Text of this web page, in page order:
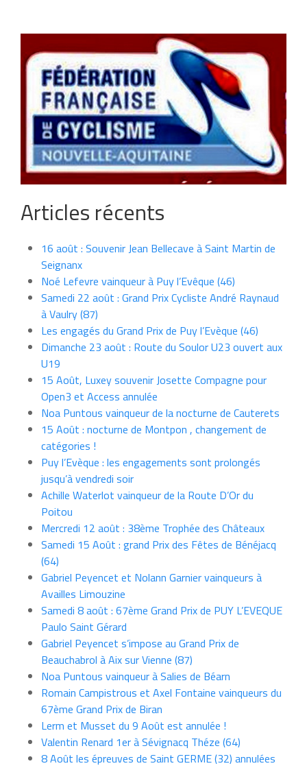
Articles récents
16 août : Souvenir Jean Bellecave à Saint Martin de
Seignanx
Noé Lefevre vainqueur à Puy l’Evêque (46)
Samedi 22 août : Grand Prix Cycliste André Raynaud
à Vaulry (87)
Les engagés du Grand Prix de Puy l’Evèque (46)
Dimanche 23 août : Route du Soulor U23 ouvert aux
U19
15 Août, Luxey souvenir Josette Compagne pour
Open3 et Access annulée
Noa Puntous vainqueur de la nocturne de Cauterets
15 Août : nocturne de Montpon , changement de
catégories !
Puy l’Evèque : les engagements sont prolongés
jusqu’à vendredi soir
Achille Waterlot vainqueur de la Route D’Or du
Poitou
Mercredi 12 août : 38ème Trophée des Châteaux
Samedi 15 Août : grand Prix des Fêtes de Bénéjacq
(64)
Gabriel Peyencet et Nolann Garnier vainqueurs à
Availles Limouzine
Samedi 8 août : 67ème Grand Prix de PUY L’EVEQUE
Paulo Saint Gérard
Gabriel Peyencet s’impose au Grand Prix de
Beauchabrol à Aix sur Vienne (87)
Noa Puntous vainqueur à Salies de Béarn
Romain Campistrous et Axel Fontaine vainqueurs du
67ème Grand Prix de Biran
Lerm et Musset du 9 Août est annulée !
Valentin Renard 1er à Sévignacq Théze (64)
8 Août les épreuves de Saint GERME (32) annulées